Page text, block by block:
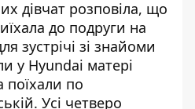
дівчат розповіла, що
до подруги на
зустрічі зі знайоми
у Hyundai матері
поїхали по
Усі четверо